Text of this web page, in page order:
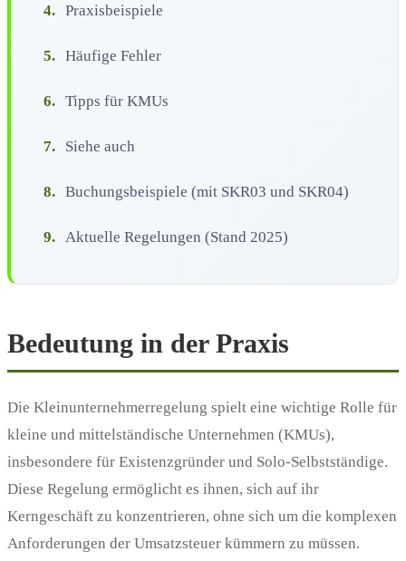
4. Praxisbeispiele
5. Häufige Fehler
6. Tipps für KMUs
7. Siehe auch
8. Buchungsbeispiele (mit SKR03 und SKR04)
9. Aktuelle Regelungen (Stand 2025)
Bedeutung in der Praxis
Die Kleinunternehmerregelung spielt eine wichtige Rolle für
kleine und mittelständische Unternehmen (KMUs),
insbesondere für Existenzgründer und Solo-Selbstständige.
Diese Regelung ermöglicht es ihnen, sich auf ihr
Kerngeschäft zu konzentrieren, ohne sich um die komplexen
Anforderungen der Umsatzsteuer kümmern zu müssen.